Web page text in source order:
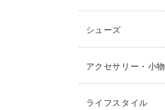
シューズ
アクセサリー・小物
ライフスタイル